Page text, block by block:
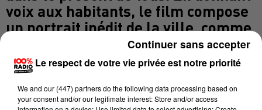
voix aux habitants, le film compose
un portrait inédit de la ville, comme
une machine à voyager dans le
temps. Prix spécial du Jury à la
Mostra de Venise 2025. Avec
Sébastien Gayraud, enseignant en
Le respect de votre vie privée est notre priorité
We and our (447) partnersdo the following data processing based on
your consent and/or our legitimate interest: Store and/or access
Continuer sans accepter